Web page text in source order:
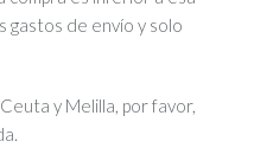
gastos de envío y solo
y Melilla, por favor,